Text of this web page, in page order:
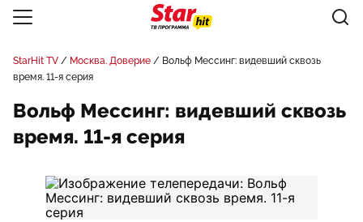
StarHit TV Москва. Доверие
Вольф Мессинг: видевший сквозь
время. 11-я серия
Вольф Мессинг: видевший сквозь
время. 11-я серия